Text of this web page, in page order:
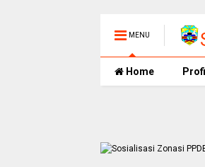
MENU
Home Profil